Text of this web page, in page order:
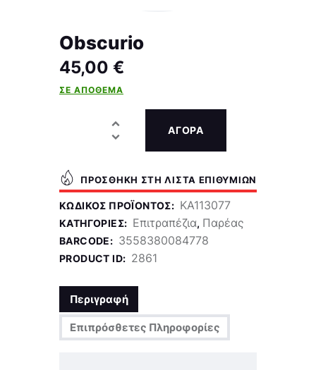
Obscurio
45,00 €
ΣΕ ΑΠΌΘΕΜΑ
ΑΓΟΡΑ
ΠΡΟΣΘΉΚΗ ΣΤΗ ΛΊΣΤΑ ΕΠΙΘΥΜΙΏΝ
ΚΩΔΙΚΌΣ ΠΡΟΪΌΝΤΟΣ: KA113077
ΚΑΤΗΓΟΡΊΕΣ: Επιτραπέζια, Παρέας
BARCODE: 3558380084778
PRODUCT ID: 2861
Περιγραφή
Επιπρόσθετες Πληροφορίες